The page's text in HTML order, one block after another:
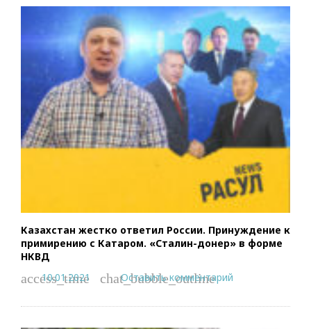
Казахстан жестко ответил России. Принуждение к
примирению с Катаром. «Сталин-донер» в форме
НКВД
access_time
10.01.2021 chat_bubble_outline
Оставить комментарий